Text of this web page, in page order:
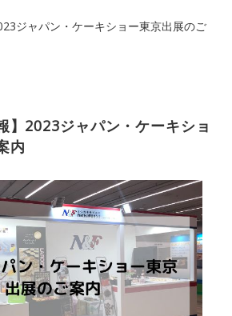
ジャパン・ケーキショー東京出展のご
】2023ジャパン・ケーキショ
内